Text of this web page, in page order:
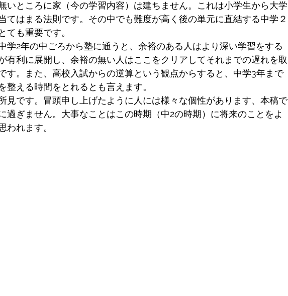
いところに家（今の学習内容）は建ちません。これは小学生から大学
てはまる法則です。その中でも難度が高く後の単元に直結する中学２
ても重要です。
2年の中ごろから塾に通うと、余裕のある人はより深い学習をする
有利に展開し、余裕の無い人はここをクリアしてそれまでの遅れを取
す。また、高校入試からの逆算という観点からすると、中学3年まで
整える時間をとれるとも言えます。
です。冒頭申し上げたように人には様々な個性があります、本稿で
過ぎません。大事なことはこの時期（中2の時期）に将来のことをよ
われます。